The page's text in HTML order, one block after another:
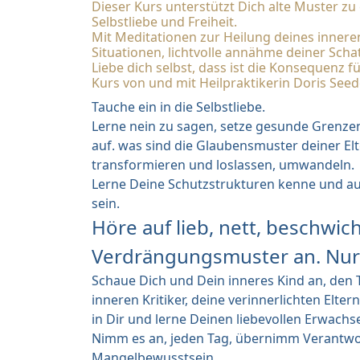
Dieser Kurs unterstützt Dich alte Muster
Selbstliebe und Freiheit.
Mit Meditationen zur Heilung deines
Situationen, lichtvolle annähme deiner
Liebe dich selbst, dass ist die Konsequenz
Kurs von und mit Heilpraktikerin Doris
Tauche ein in die Selbstliebe.
Lerne nein zu sagen, setze gesunde
auf. was sind die Glaubensmuster deiner
transformieren und loslassen, umwandeln.
Lerne Deine Schutzstrukturen kenne und
sein.
Höre auf lieb, nett,
Verdrängungsmuster an.
Schaue Dich und Dein inneres Kind an,
inneren Kritiker, deine verinnerlichten
in Dir und lerne Deinen liebevollen
Nimm es an, jeden Tag, übernimm